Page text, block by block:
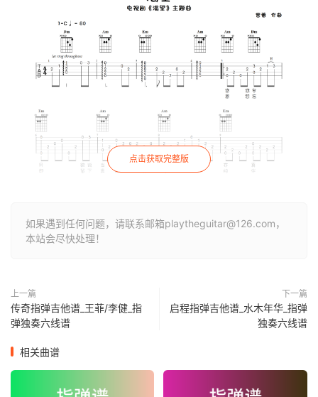
点击获取完整版
如果遇到任何问题，请联系邮箱playtheguitar@126.com，
本站会尽快处理！
上一篇
传奇指弹吉他谱_王菲/李健_指
弹独奏六线谱
下一篇
启程指弹吉他谱_水木年华_指弹
独奏六线谱
相关曲谱